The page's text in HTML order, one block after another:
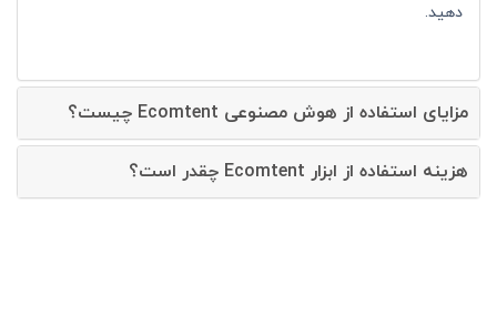
دهید.
مزایای استفاده از هوش مصنوعی Ecomtent چیست؟
هزینه استفاده از ابزار Ecomtent چقدر است؟